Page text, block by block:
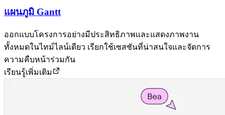
แผนภูมิ Gantt
ออกแบบโครงการอย่างมีประสิทธิภาพและแสดงภาพงาน
ทั้งหมดในไทม์ไลน์เดียว เรียกใช้เซสชันที่น่าสนใจและจัดการ
ความคืบหน้าร่วมกัน
เรียนรู้เพิ่มเติม